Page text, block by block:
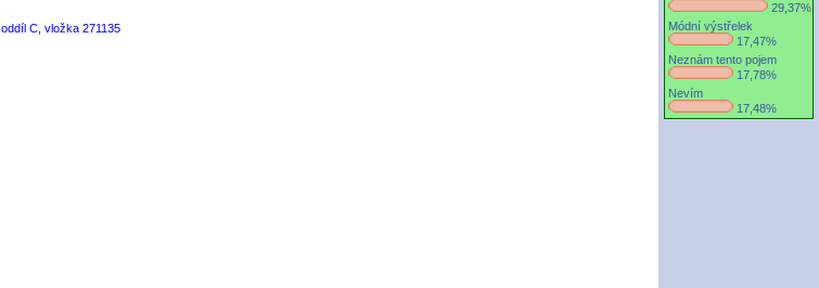
oddíl C, vložka 271135
29,37%
Módní výstřelek
17,47%
Neznám tento pojem
17,78%
Nevím
17,48%